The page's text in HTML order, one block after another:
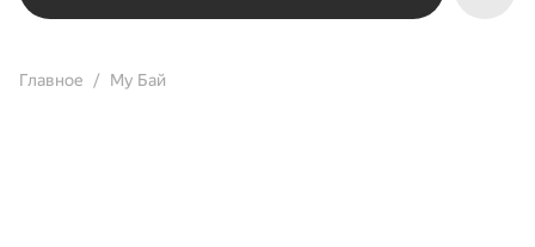
Главное Му Бай